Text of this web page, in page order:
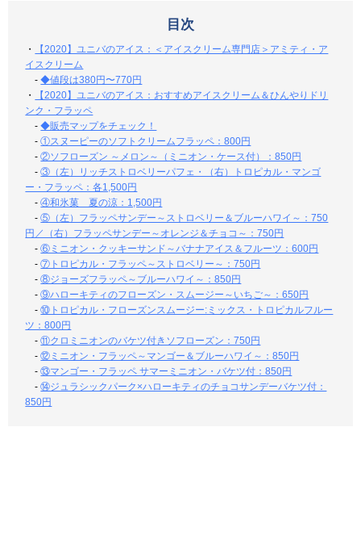
目次
・
【2020】ユニバのアイス：＜アイスクリーム専門店＞アミティ・ア
イスクリーム
-◆値段は380円〜770円
・
【2020】ユニバのアイス：おすすめアイスクリーム＆ひんやりドリ
ンク・フラッペ
-◆販売マップをチェック！
-①スヌーピーのソフトクリームフラッペ：800円
-②ソフローズン ～メロン～（ミニオン・ケース付）：850円
-③（左）リッチストロベリーパフェ・（右）トロピカル・マンゴ
ー・フラッペ：各1,500円
-④和氷菓 夏の涼：1,500円
-⑤（左）フラッペサンデー～ストロベリー＆ブルーハワイ～：750
円／（右）フラッペサンデー～オレンジ＆チョコ～：750円
-⑥ミニオン・クッキーサンド～バナナアイス＆フルーツ：600円
-⑦トロピカル・フラッペ～ストロベリー～：750円
-⑧ジョーズフラッペ～ブルーハワイ～：850円
-⑨ハローキティのフローズン・スムージー～いちご～：650円
-⑩トロピカル・フローズンスムージー:ミックス・トロピカルフルー
ツ：800円
-⑪クロミニオンのバケツ付きソフローズン：750円
-⑫ミニオン・フラッペ～マンゴー＆ブルーハワイ～：850円
-⑬マンゴー・フラッペ サマーミニオン・バケツ付：850円
-⑭ジュラシックパーク×ハローキティのチョコサンデーバケツ付：
850円